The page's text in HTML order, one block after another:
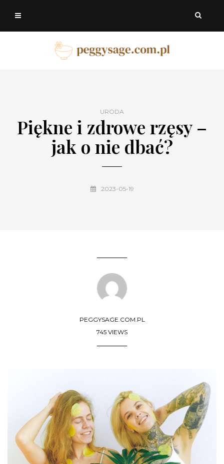
URODA
Piękne i zdrowe rzęsy –
jak o nie dbać?
2023-05-19
PEGGYSAGE.COM.PL
745 VIEWS